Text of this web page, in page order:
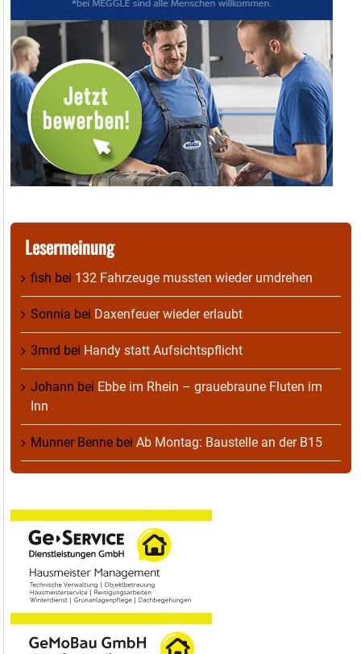
Lesermeinung
fish bei 132 Fahrzeuge mussten wieder umdrehen
Sonnia bei Daxenfeuer wieder erlaubt
3mrd bei Handy statt Aufsichtspflicht
Johann bei Ebbe im Rhein – grauebraune Fluten im
Inn
Munner Benne bei Ab Montag: Baustelle an der B15